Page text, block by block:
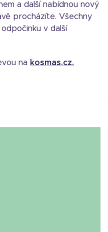
a další nabídnou nový
procházíte. Všechny
v další
na kosmas.cz.